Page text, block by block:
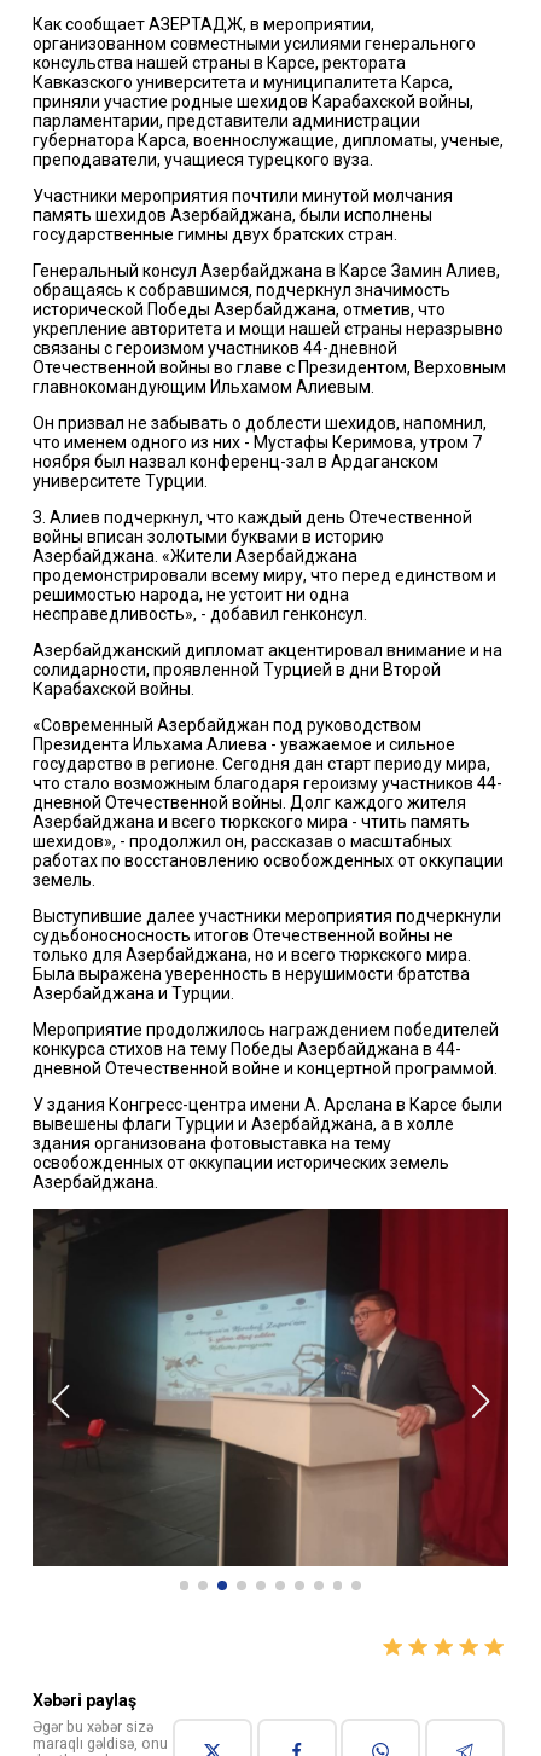
Как сообщаетАЗЕРТАДЖ, в мероприятии,
организованном совместными усилиями генерального
консульства нашей страны в Карсе, ректората
Кавказского университета и муниципалитета Карса,
приняли участие родные шехидов Карабахской войны,
парламентарии, представители администрации
губернатора Карса, военнослужащие, дипломаты, ученые,
преподаватели, учащиеся турецкого вуза.
Участники мероприятия почтили минутой молчания
память шехидов Азербайджана, были исполнены
государственные гимны двух братских стран.
Генеральный консул Азербайджана в Карсе Замин Алиев,
обращаясь к собравшимся, подчеркнул значимость
исторической Победы Азербайджана, отметив, что
укрепление авторитета и мощи нашей страны неразрывно
связаны с героизмом участников 44-дневной
Отечественной войны во главе с Президентом, Верховным
главнокомандующим Ильхамом Алиевым.
Он призвал не забывать о доблести шехидов, напомнил,
что именем одного из них - Мустафы Керимова, утром 7
ноября был назвал конференц-зал в Ардаганском
университете Турции.
З. Алиев подчеркнул, что каждый день Отечественной
войны вписан золотыми буквами в историю
Азербайджана. «Жители Азербайджана
продемонстрировали всему миру, что перед единством и
решимостью народа, не устоит ни одна
несправедливость», - добавил генконсул.
Азербайджанский дипломат акцентировал внимание и на
солидарности, проявленной Турцией в дни Второй
Карабахской войны.
«Современный Азербайджан под руководством
Президента Ильхама Алиева - уважаемое и сильное
государство в регионе. Сегодня дан старт периоду мира,
что стало возможным благодаря героизму участников 44-
дневной Отечественной войны. Долг каждого жителя
Азербайджана и всего тюркского мира - чтить память
шехидов», - продолжил он, рассказав о масштабных
работах по восстановлению освобожденных от оккупации
земель.
Выступившие далее участники мероприятия подчеркнули
судьбоносносность итогов Отечественной войны не
только для Азербайджана, но и всего тюркского мира.
Была выражена уверенность в нерушимости братства
Азербайджана и Турции.
Мероприятие продолжилось награждением победителей
конкурса стихов на тему Победы Азербайджана в 44-
дневной Отечественной войне и концертной программой.
У здания Конгресс-центра имени А. Арслана в Карсе были
вывешены флаги Турции и Азербайджана, а в холле
здания организована фотовыставка на тему
освобожденных от оккупации исторических земель
Азербайджана.
Xəbəri paylaş
Əgər bu xəbər sizə
maraqlı gəldisə, onu